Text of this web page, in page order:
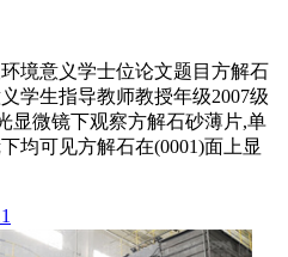
境意义学士位论文题目方解石
学生指导教师教授年级2007级
显微镜下观察方解石砂薄片,单
均可见方解石在(0001)面上显